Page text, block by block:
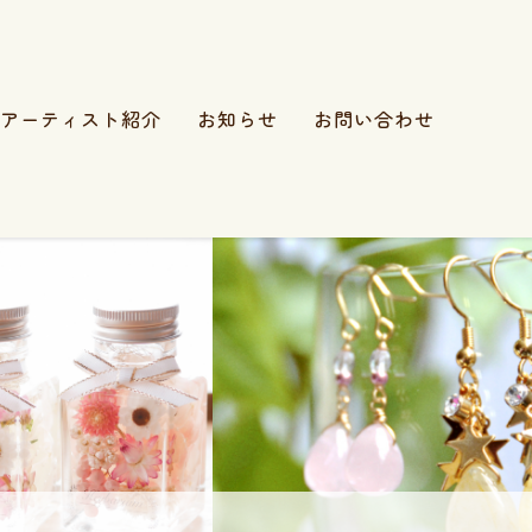
アーティスト紹介 お知らせ お問い合わせ